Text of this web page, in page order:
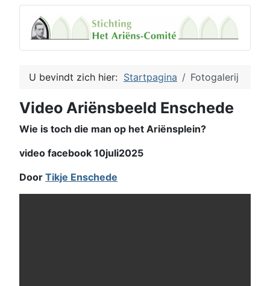
U bevindt zich hier: Startpagina Fotogalerij
Video Ariënsbeeld Enschede
Wie is toch die man op het Ariënsplein?
video facebook 10juli2025
Door Tikje Enschede